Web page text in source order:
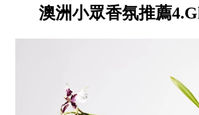
澳洲小眾香氛推薦